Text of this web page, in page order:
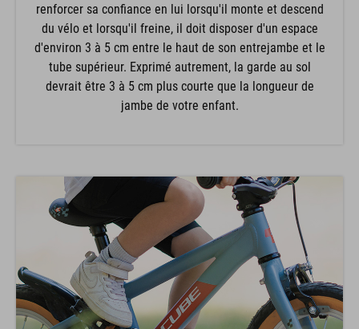
renforcer sa confiance en lui lorsqu'il monte et descend
du vélo et lorsqu'il freine, il doit disposer d'un espace
d'environ 3 à 5 cm entre le haut de son entrejambe et le
tube supérieur. Exprimé autrement, la garde au sol
devrait être 3 à 5 cm plus courte que la longueur de
jambe de votre enfant.